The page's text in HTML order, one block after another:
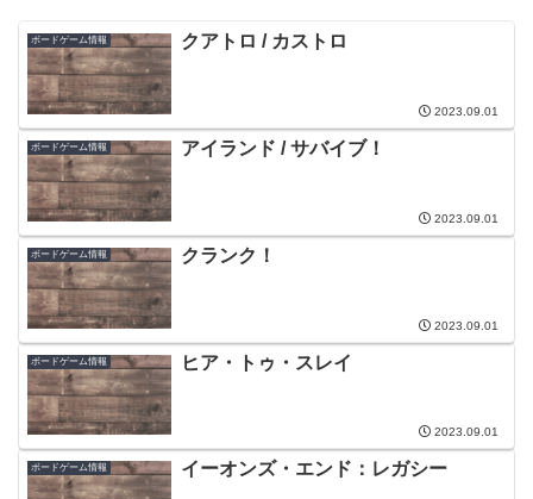
ボードゲーム情報 クアトロ / カストロ
2023.09.01
ボードゲーム情報 アイランド / サバイブ！
2023.09.01
ボードゲーム情報 クランク！
2023.09.01
ボードゲーム情報 ヒア・トゥ・スレイ
2023.09.01
ボードゲーム情報 イーオンズ・エンド：レガシー